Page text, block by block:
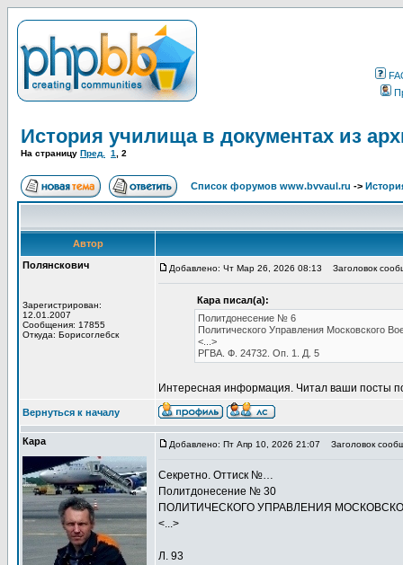
История училища в документах из
На страницу Пред. 1 2
Список форумов www.bvvaul.ru ->
Автор
Полянскович
Зарегистрирован:
12.01.2007
Сообщения: 17855
Откуда: Борисоглебск
Добавлено: Чт Мар 26, 2026 08:13 Заголовок
Кара писал(а):
Политдонесение № 6
Политического Управления Московского
<...>
РГВА. Ф. 24732. Оп. 1. Д. 5
Интересная информация. Читал ваши посты
Вернуться к началу
Кара Добавлено: Пт Апр 10, 2026 21:07 Заголовок
Секретно. Оттиск №…
Политдонесение № 30
ПОЛИТИЧЕСКОГО УПРАВЛЕНИЯ
<...>
Л. 93